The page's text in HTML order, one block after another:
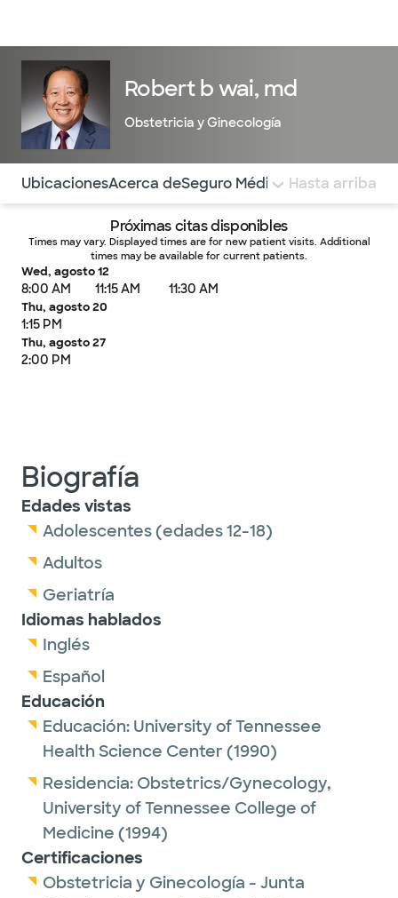
Robert b wai, md
Obstetricia y Ginecología
Utilice esta navegación para saltar rápidamente a
UbicacionesAcerca deSeguro Médico COMENTARIOS
Hasta arriba
Próximas citas disponibles
Times may vary. Displayed times are for new patient visits. Additional
times may be available for current patients.
Wed, agosto 12
8:00 AM 11:15 AM 11:30 AM
Thu, agosto 20
1:15 PM
Thu, agosto 27
2:00 PM
Biografía
Edades vistas
Adolescentes (edades 12-18)
Adultos
Geriatría
Idiomas hablados
Inglés
Español
Educación
Educación: University of Tennessee
Health Science Center (1990)
Residencia: Obstetrics/Gynecology,
University of Tennessee College of
Medicine (1994)
Certificaciones
Obstetricia y Ginecología - Junta